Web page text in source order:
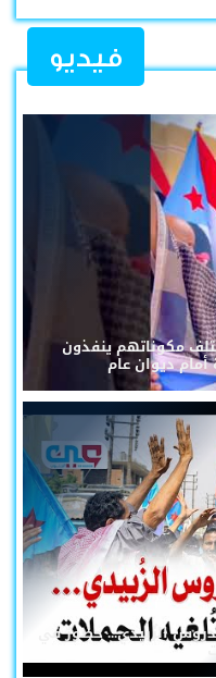
فيديو
مكوناتهم ينفذون
ديوان عام
الزُبيدي... حضورٌ في